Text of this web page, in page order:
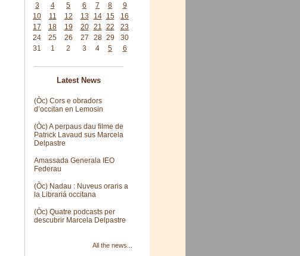
3
4 5 6 7 8
9
10
11 12 13 14 15
16
17
18 19 20 21 22
23
24
25 26 27 28 29
30
31
1 2 3 4 5 6
Latest News
(Òc) Cors e obradors
d’occitan en Lemosin
(Òc) A perpaus dau filme de
Patrick Lavaud sus Marcela
Delpastre
Amassada Generala IEO
Federau
(Òc) Nadau : Nuveus oraris a
la Librariá occitana
(Òc) Quatre podcasts per
descubrir Marcela Delpastre
All the news...